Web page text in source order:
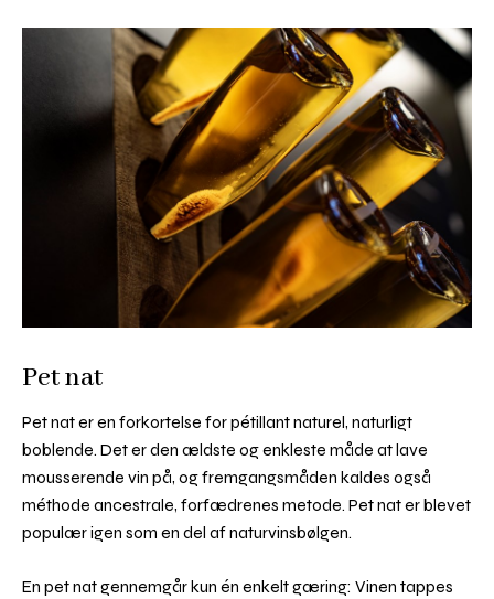
Pet nat
Pet nat er en forkortelse for pétillant naturel, naturligt
boblende. Det er den ældste og enkleste måde at lave
mousserende vin på, og fremgangsmåden kaldes også
méthode ancestrale, forfædrenes metode. Pet nat er blevet
populær igen som en del af naturvinsbølgen.
En pet nat gennemgår kun én enkelt gæring: Vinen tappes